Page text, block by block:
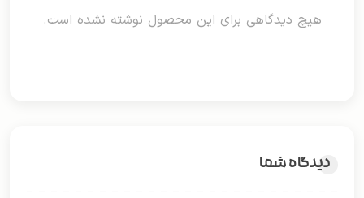
هیچ دیدگاهی برای این محصول نوشته نشده است.
دیدگاه شما